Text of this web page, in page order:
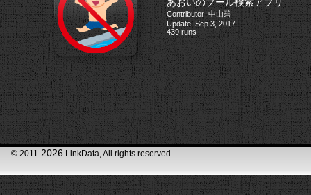
Contributor: 中山碧
Update: Sep 3, 2017
439 runs
© 2011-2026 LinkData, All rights reserved.